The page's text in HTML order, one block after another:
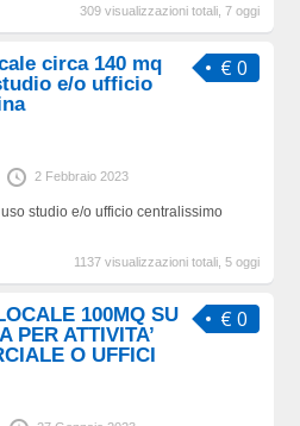
309 visualizzazioni totali, 7 oggi
€ 0
circa 140 mq
e/o ufficio
2 Febbraio 2023
studio e/o ufficio centralissimo
1137 visualizzazioni totali, 5 oggi
€ 0
100MQ SU
PER ATTIVITA’
O UFFICI